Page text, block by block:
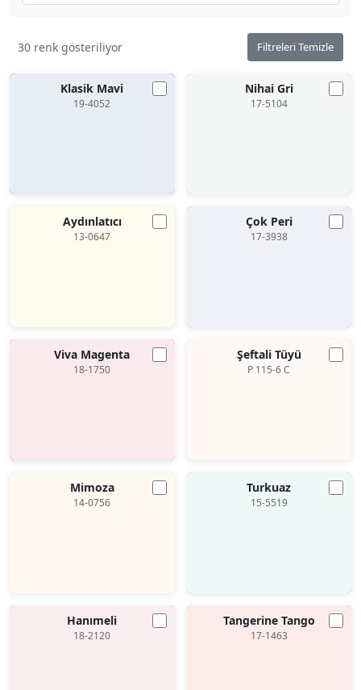
30 renk gösteriliyor Filtreleri Temizle
Klasik Mavi
19-4052
Nihai Gri
17-5104
Aydınlatıcı
13-0647
Çok Peri
17-3938
Viva Magenta
18-1750
Şeftali Tüyü
P 115-6 C
Mimoza
14-0756
Turkuaz
15-5519
Hanımeli
18-2120
Tangerine Tango
17-1463